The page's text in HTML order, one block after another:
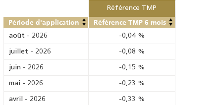
Référence TMP
Période d'application Référence TMP 6 mois
août - 2026 -0,04 %
juillet - 2026 -0,08 %
juin - 2026 -0,15 %
mai - 2026 -0,23 %
avril - 2026 -0,33 %